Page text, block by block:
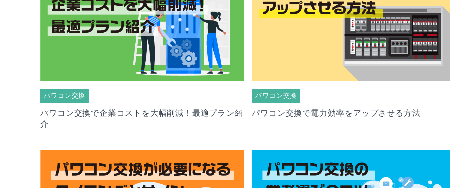
パワコン交換
パワコン交換で企業コストを大幅削減！最適プラン紹
介
パワコン交換
パワコン交換で電力効率をアップさせる方法